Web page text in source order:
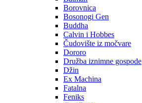
Borovnica
Bosonogi Gen
Buddha
Calvin i Hobbes
Čudovište iz močvare
Dororo
Družba iznimne gospode
Džin
Ex Machina
Fatalna
Feniks